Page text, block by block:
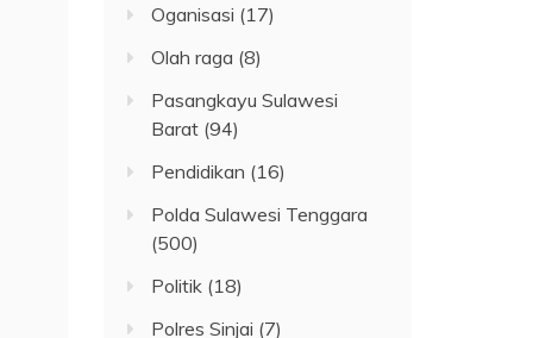
Oganisasi (17)
Olah raga (8)
Pasangkayu Sulawesi
Barat (94)
Pendidikan (16)
Polda Sulawesi Tenggara
(500)
Politik (18)
Polres Sinjai (7)